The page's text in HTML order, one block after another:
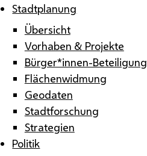
Stadtplanung
Übersicht
Vorhaben & Projekte
Bürger*innen-Beteiligung
Flächenwidmung
Geodaten
Stadtforschung
Strategien
Politik